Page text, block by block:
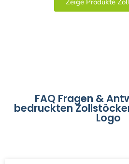
FAQ Fragen &
bedruckten
Logo